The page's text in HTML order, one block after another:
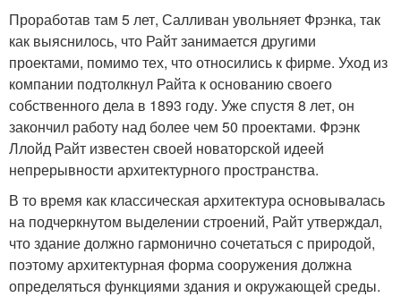
Проработав там 5 лет, Салливан увольняет Фрэнка, так
как выяснилось, что Райт занимается другими
проектами, помимо тех, что относились к фирме. Уход из
компании подтолкнул Райта к основанию своего
собственного дела в 1893 году. Уже спустя 8 лет, он
закончил работу над более чем 50 проектами. Фрэнк
Ллойд Райт известен своей новаторской идеей
непрерывности архитектурного пространства.
В то время как классическая архитектура основывалась
на подчеркнутом выделении строений, Райт утверждал,
что здание должно гармонично сочетаться с природой,
поэтому архитектурная форма сооружения должна
определяться функциями здания и окружающей среды.